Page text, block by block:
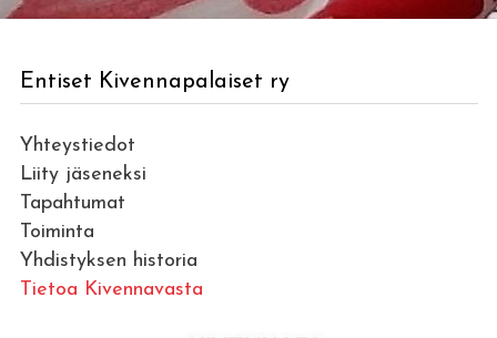
Entiset Kivennapalaiset ry
Yhteystiedot
Liity jäseneksi
Tapahtumat
Toiminta
Yhdistyksen historia
Tietoa Kivennavasta